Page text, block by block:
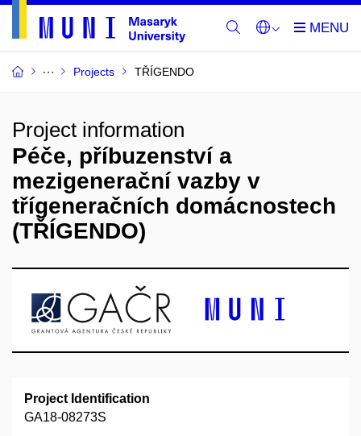
Projects TŘÍGENDO
Project information
Péče, příbuzenství a
mezigenerační vazby v
třígeneračních domácnostech
(TŘÍGENDO)
Project Identification
GA18-08273S